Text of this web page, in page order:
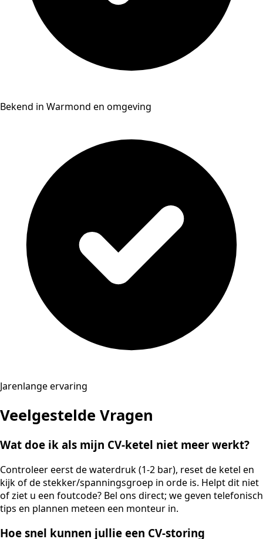
Bekend in Warmond en omgeving
Jarenlange ervaring
Veelgestelde Vragen
Wat doe ik als mijn CV-ketel niet meer werkt?
Controleer eerst de waterdruk (1-2 bar), reset de ketel en
kijk of de stekker/spanningsgroep in orde is. Helpt dit niet
of ziet u een foutcode? Bel ons direct; we geven telefonisch
tips en plannen meteen een monteur in.
Hoe snel kunnen jullie een CV-storing